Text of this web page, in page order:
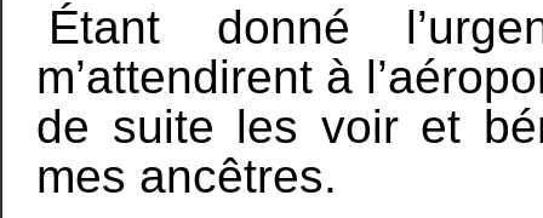
Étant donné
m’attendirent à
de suite les voir et
mes ancêtres.